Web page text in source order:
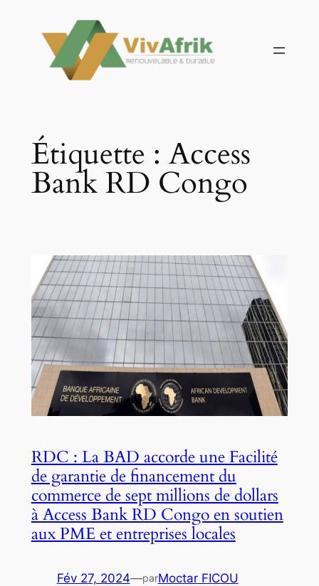
contenu
Étiquette : Access
Bank RD Congo
RDC : La BAD accorde une Facilité
de garantie de financement du
commerce de sept millions de dollars
à Access Bank RD Congo en soutien
aux PME et entreprises locales
Fév 27, 2024—parMoctar FICOU